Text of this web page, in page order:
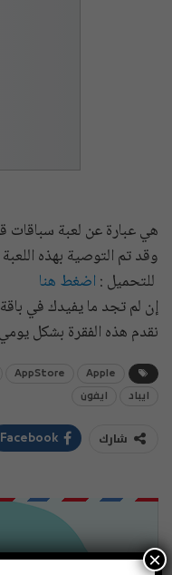
هي عبارة عن لعبة سباقات
وقد تم التوصية بهذه
للتحميل : اضغط هنا
إن لم تجد ما يفيدك في
نقدم هذه الفقرة بشكل
Apple
AppStore
ايباد ايفون
شارك Facebook
×